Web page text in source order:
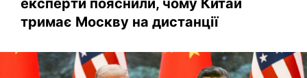
експерти пояснили, чому Китай
тримає Москву на дистанції